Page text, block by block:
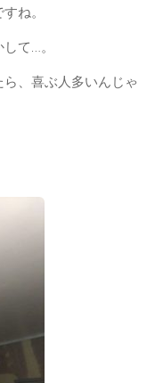
ね。
て…。
、喜ぶ人多いんじゃ